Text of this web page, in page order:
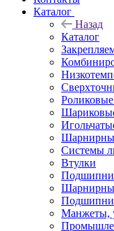
Каталог
Назад
Каталог
Системы
Втулки
Манжеты,